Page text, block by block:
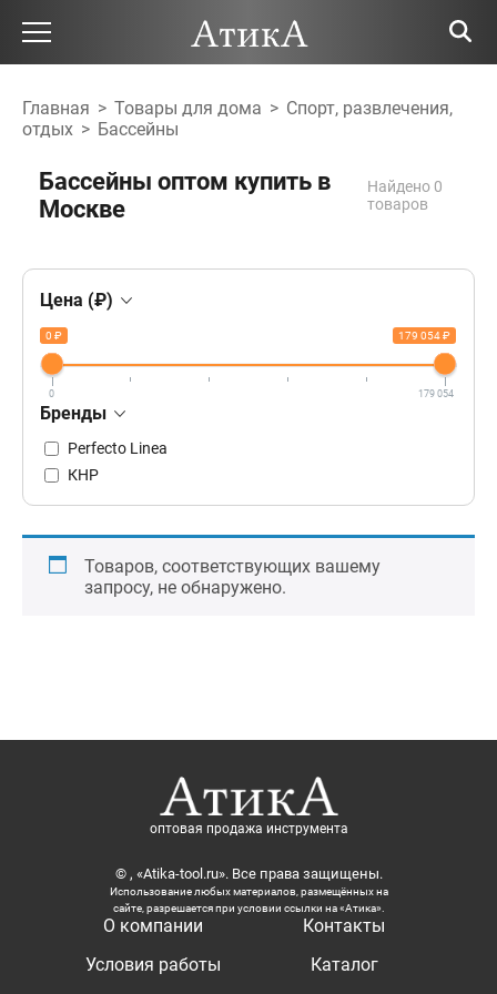
Главная > Товары для дома > Спорт, развлечения,
отдых > Бассейны
Бассейны оптом купить в
Москве
Найдено 0
товаров
Цена (₽)
0 ₽ 179 054 ₽
0 179 054
Бренды
Perfecto Linea
КНР
Товаров, соответствующих вашему
запросу, не обнаружено.
оптовая продажа инструмента
© , «Atika-tool.ru». Все права защищены.
Использование любых материалов, размещённых на
сайте, разрешается при условии ссылки на «Атика».
О компании
Условия работы
Контакты
Каталог